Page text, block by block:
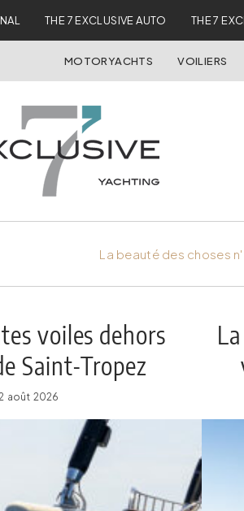
THE 7 EXCLUSIVE AUTO THE 7
MOTORYACHTS VOILIERS
La beauté des choses
voiles dehors
Saint-Tropez
août 2026